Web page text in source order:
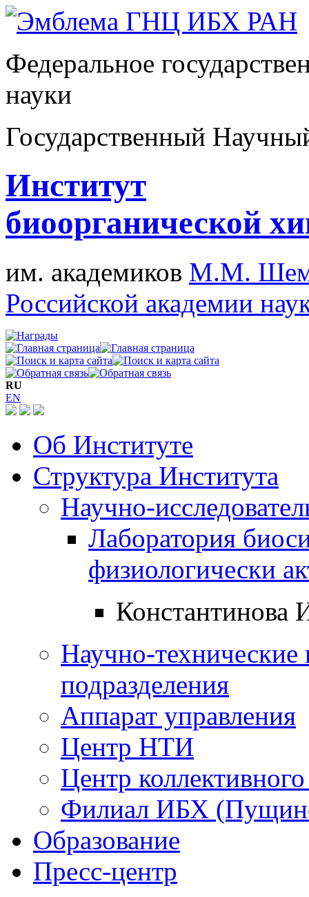
Федеральное
науки
Государственный
Институт
биоорганической
им. академиков М.М.
Российской академии
RU
EN
Об Институте
Структура Института
Научно-
Лаборатория
физиологически
Константинова
Научно-технические
подразделения
Аппарат управления
Центр НТИ
Центр
Филиал ИБХ
Образование
Пресс-центр